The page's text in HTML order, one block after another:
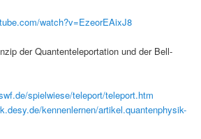
watch?v=EzeorEAixJ8
der Quantenteleportation und der Bell-
spielwiese/teleport/teleport.htm
kennenlernen/artikel.quantenphysik-